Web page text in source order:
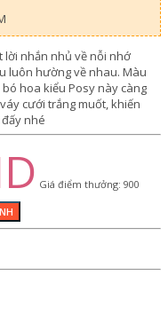
lời nhắn nhủ về nỗi nhớ
luôn hường về nhau. Màu
hoa kiểu Posy này càng
cưới trắng muốt, khiến
nhé
Giá điểm thưởng: 900